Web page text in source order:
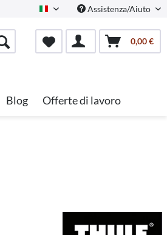
Italian Assistenza/Aiuto
0,00 €
Blog Offerte di lavoro